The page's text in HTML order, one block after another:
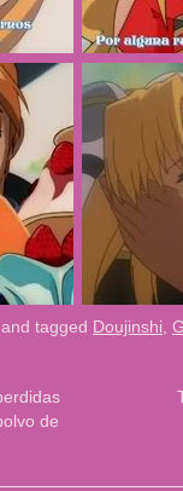
and tagged Doujinshi
de